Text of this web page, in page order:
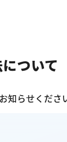
ついて
知らせくださ